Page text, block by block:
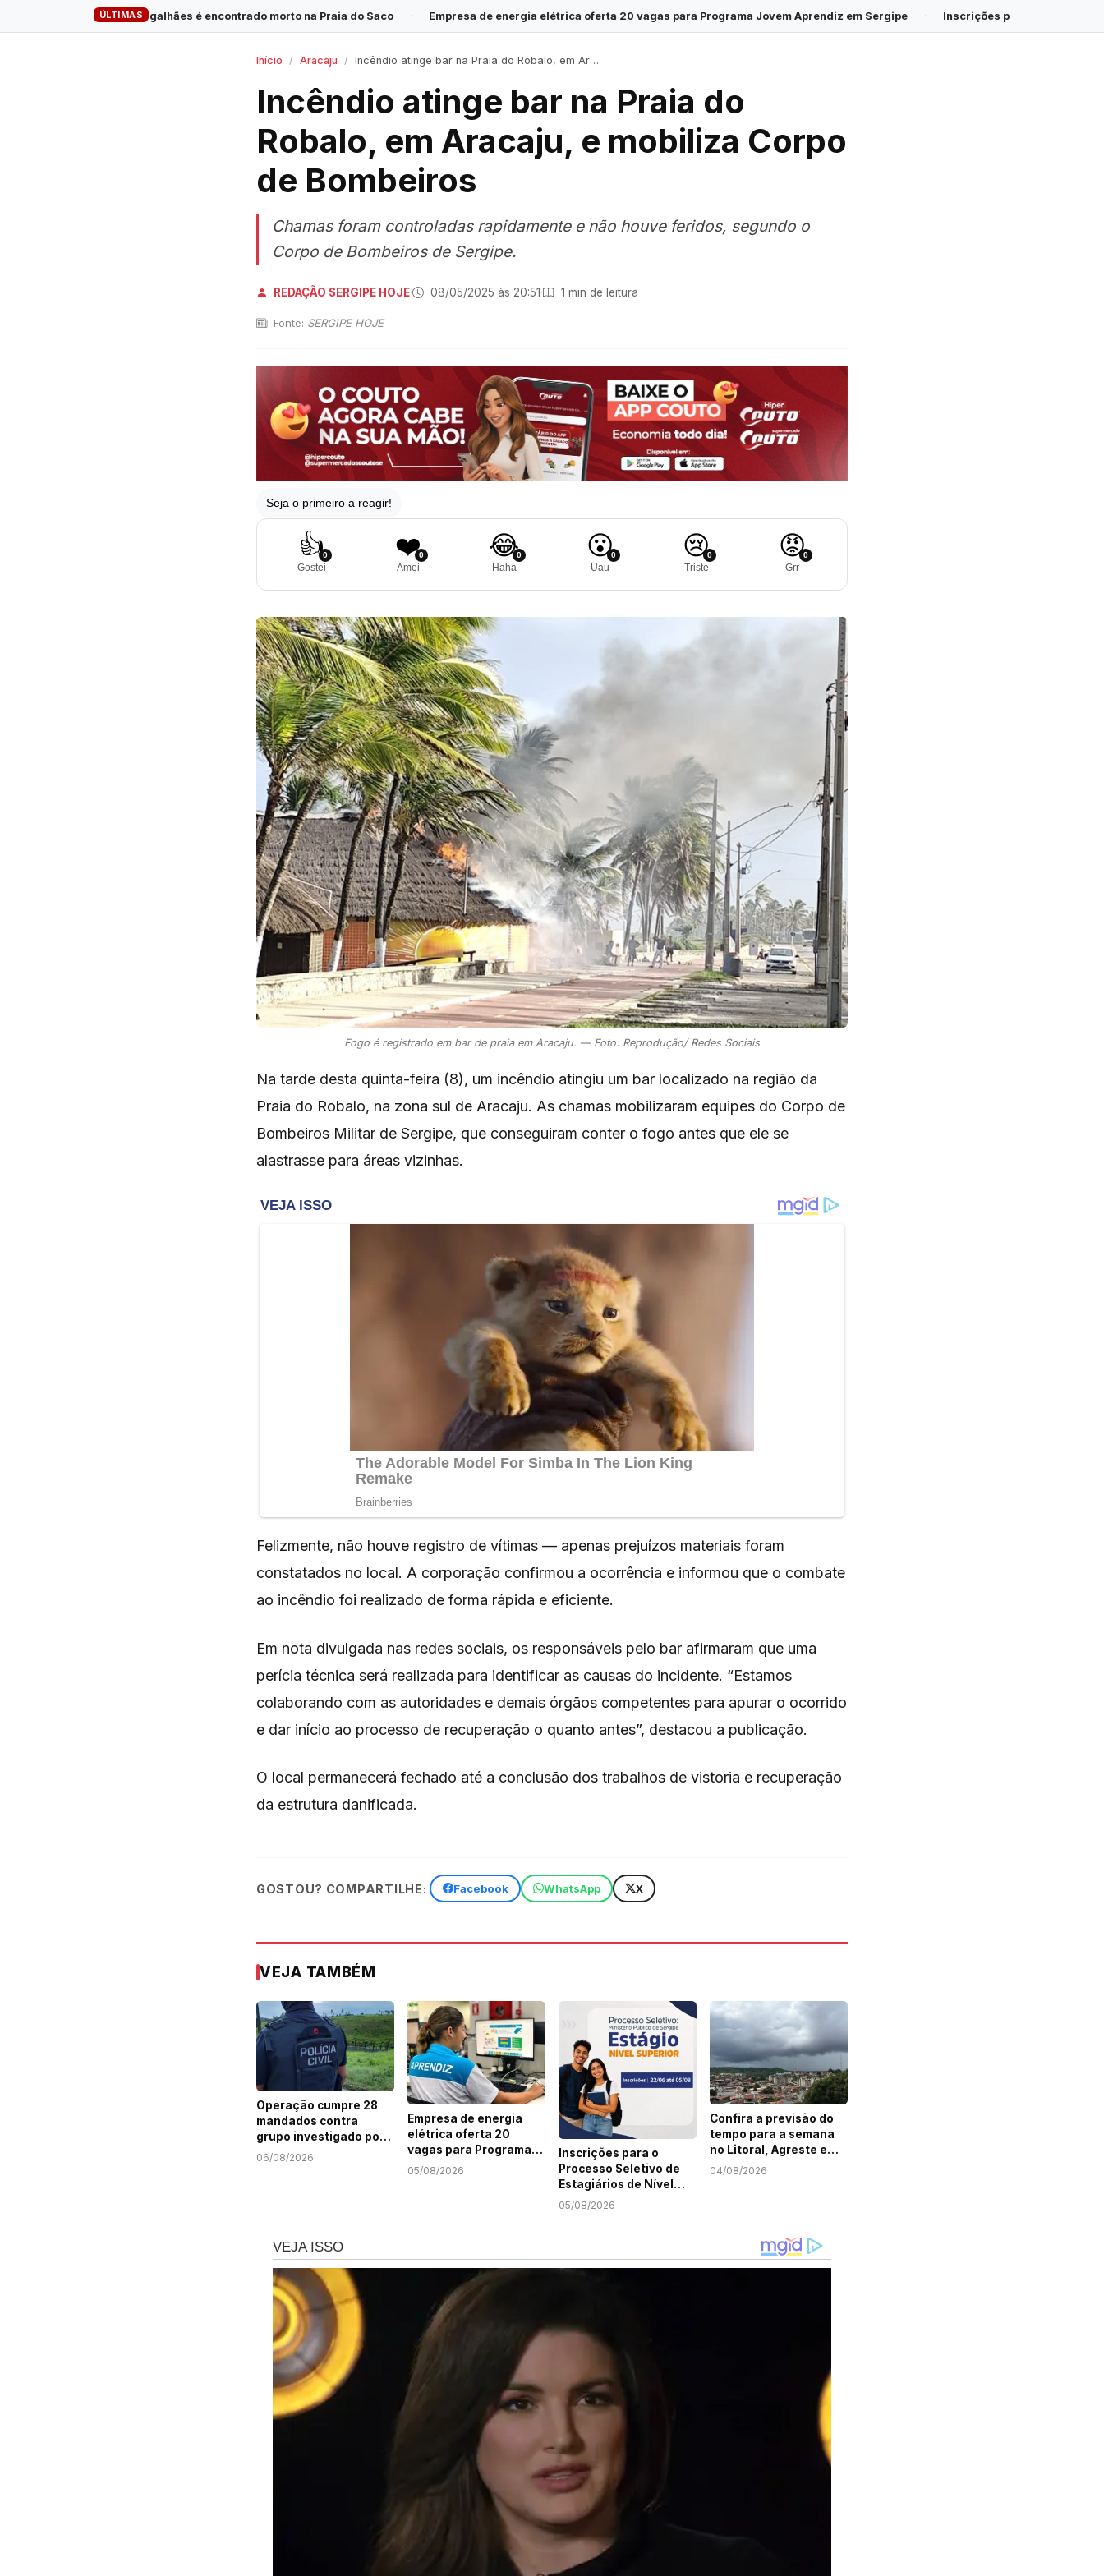
ÚLTIMAS
de-magalhães é encontrado morto na Praia do Saco · Empresa de energia elétrica oferta 20 vagas para Programa Jovem Aprendiz em Sergipe · Inscrições para o Processo Seletivo de
Início Aracaju Incêndio atinge bar na Praia do Robalo, em Aracaju, e mobiliza Corpo de Bombeiros
Incêndio atinge bar na Praia do
Robalo, em Aracaju, e mobiliza Corpo
de Bombeiros
Chamas foram controladas rapidamente e não houve feridos, segundo o
Corpo de Bombeiros de Sergipe.
REDAÇÃO SERGIPE HOJE· 08/05/2025 às 20:51· 1 min de leitura
Fonte: SERGIPE HOJE
Seja o primeiro a reagir!
👍0
Gostei
❤️0
Amei
😂0
Haha
😮0
Uau
😢0
Triste
😡0
Grr
Fogo é registrado em bar de praia em Aracaju. — Foto: Reprodução/ Redes Sociais
Na tarde desta quinta-feira (8), um incêndio atingiu um bar localizado na região da
Praia do Robalo, na zona sul de Aracaju. As chamas mobilizaram equipes do Corpo de
Bombeiros Militar de Sergipe, que conseguiram conter o fogo antes que ele se
alastrasse para áreas vizinhas.
Felizmente, não houve registro de vítimas — apenas prejuízos materiais foram
constatados no local. A corporação confirmou a ocorrência e informou que o combate
ao incêndio foi realizado de forma rápida e eficiente.
Em nota divulgada nas redes sociais, os responsáveis pelo bar afirmaram que uma
perícia técnica será realizada para identificar as causas do incidente. “Estamos
colaborando com as autoridades e demais órgãos competentes para apurar o ocorrido
e dar início ao processo de recuperação o quanto antes”, destacou a publicação.
O local permanecerá fechado até a conclusão dos trabalhos de vistoria e recuperação
da estrutura danificada.
GOSTOU? COMPARTILHE: Facebook WhatsApp X
VEJA TAMBÉM
Operação cumpre 28
mandados contra
grupo investigado por
roubo de cargas e
06/08/2026
Empresa de energia
elétrica oferta 20
vagas para Programa
Jovem Aprendiz em
05/08/2026
Inscrições para o
Processo Seletivo de
Estagiários de Nível
Superior do MPSE
05/08/2026
Confira a previsão do
tempo para a semana
no Litoral, Agreste e
Sertão de Sergipe
04/08/2026